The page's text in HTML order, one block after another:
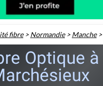
fibre>Normandie>Manche>
Optique à